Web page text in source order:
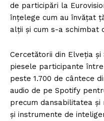
de participări la
înțelege cum au învățat
alții și cum s-a schimbat
Cercetătorii din Elveția
piesele participante între
peste 1.700 de cântece
audio de pe Spotify
precum dansabilitatea și
și instrumente de